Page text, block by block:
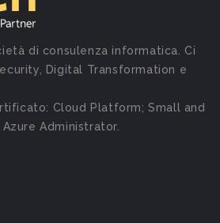
di consulenza informatica. Ci
Digital Transformation e
Cloud Platform; Small and
Administrator.